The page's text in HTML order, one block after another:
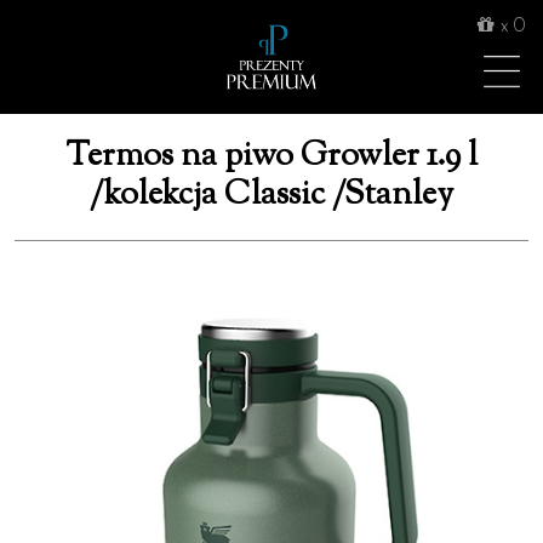
x 0
Termos na piwo Growler 1.9 l
/kolekcja Classic /Stanley